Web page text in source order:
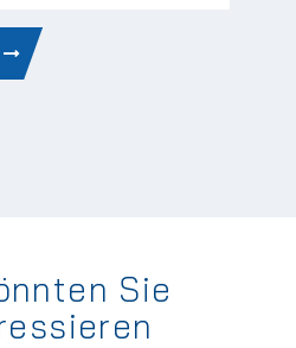
Sie